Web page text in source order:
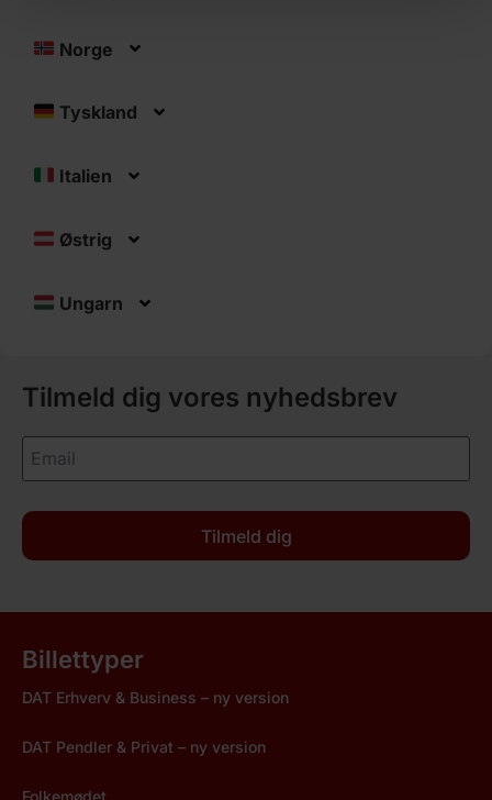
Norge
Tyskland
Italien
Østrig
Ungarn
Tilmeld dig vores nyhedsbrev
Tilmeld dig
Billettyper
DAT Erhverv & Business – ny version
DAT Pendler & Privat – ny version